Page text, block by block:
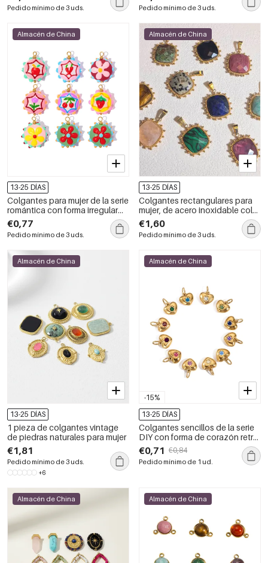
DIY.
Pedido mínimo de 3 uds. Pedido mínimo de 3 uds.
Almacén de China
13-25 DÍAS
Colgantes para mujer de la serie
romántica con forma irregular
de flor, acabado dorado y
esmalte, hechos a mano.
€0,77
Pedido mínimo de 3 uds.
Almacén de China
13-25 DÍAS
Colgantes rectangulares para
mujer, de acero inoxidable color
oro, con piedras naturales.
€1,60
Pedido mínimo de 3 uds.
Almacén de China
13-25 DÍAS
1 pieza de colgantes vintage
de piedras naturales para mujer
€1,81
Pedido mínimo de 3 uds.
+6
-15%
Almacén de China
13-25 DÍAS
Colgantes sencillos de la serie
DIY con forma de corazón retro,
de acero inoxidable, resistentes
al agua y color dorado, para
mujer.
€0,71 €0,84
Pedido mínimo de 1 ud.
Almacén de China Almacén de China